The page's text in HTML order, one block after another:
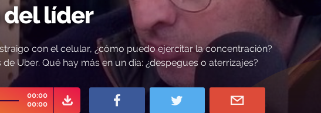
líder
con el celular, ¿cómo puedo ejercitar la concentración?
Uber. Qué hay más en un día: ¿despegues o aterrizajes?
00:00
00:00